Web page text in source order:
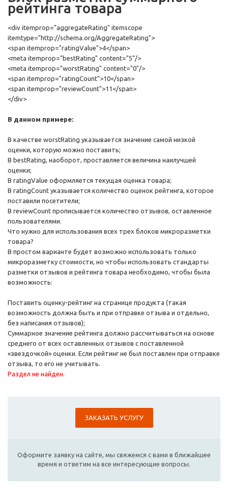
рейтинга товара
<div itemprop="aggregateRating" itemscope
itemtype="http://schema.org/AggregateRating">
<span itemprop="ratingValue">4</span>
<meta itemprop="bestRating" content="5"/>
<meta itemprop="worstRating" content="0"/>
<span itemprop="ratingCount">10</span>
<span itemprop="reviewCount">11</span>
</div>
В данном примере:
В качестве worstRating указывается значение самой низкой
оценки, которую можно поставить;
В bestRating, наоборот, проставляется величина наилучшей
оценки;
В ratingValue оформляется текущая оценка товара;
В ratingCount указывается количество оценок рейтинга, которое
поставили посетители;
В reviewCount прописывается количество отзывов, оставленное
пользователями.
Что нужно для использования всех трех блоков микроразметки
товара?
В простом варианте будет возможно использовать только
микроразметку стоимости, но чтобы использовать стандарты
разметки отзывов и рейтинга товара необходимо, чтобы была
возможность:
Поставить оценку-рейтинг на странице продукта (такая
возможность должна быть и при отправке отзыва и отдельно,
без написания отзывов);
Суммарное значение рейтинга должно рассчитываться на основе
среднего от всех оставленных отзывов с поставленной
«звездочкой» оценки. Если рейтинг не был поставлен при отправке
отзыва, то его не учитывать.
Раздел не найден.
ЗАКАЗАТЬ УСЛУГУ
Оформите заявку на сайте, мы свяжемся с вами в ближайшее
время и ответим на все интересующие вопросы.